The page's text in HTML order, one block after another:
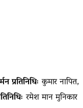
प्रतिनिधिः कुमार नापित,
रमेश मान मुनिकार